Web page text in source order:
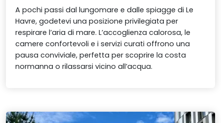
A pochi passi dal lungomare e dalle spiagge di Le
Havre, godetevi una posizione privilegiata per
respirare l’aria di mare. L’accoglienza calorosa, le
camere confortevoli e i servizi curati offrono una
pausa conviviale, perfetta per scoprire la costa
normanna o rilassarsi vicino all’acqua.